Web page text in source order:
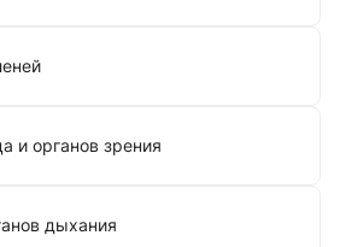
и органов зрения
дыхания